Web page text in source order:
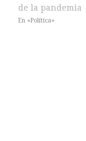
de la pandemia
En «Política»